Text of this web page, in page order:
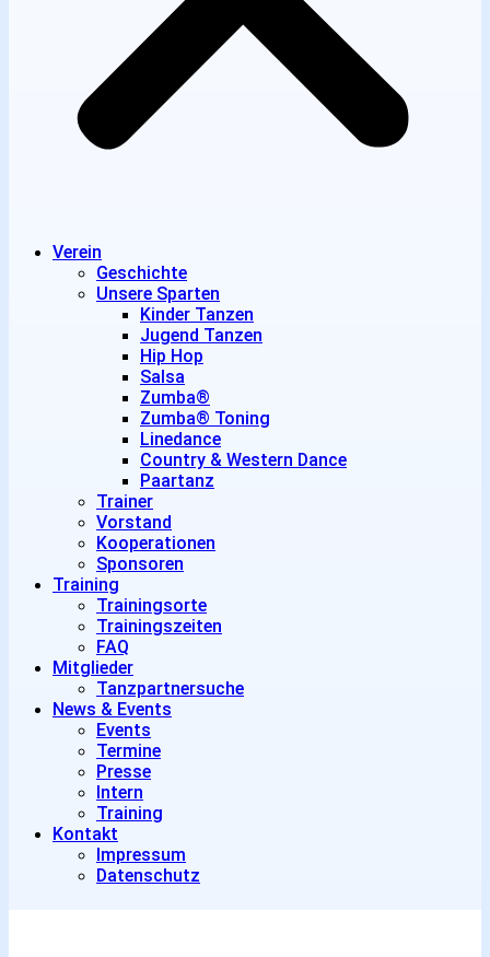
Verein
Geschichte
Unsere Sparten
Kinder Tanzen
Jugend Tanzen
Hip Hop
Salsa
Zumba®
Zumba® Toning
Linedance
Country & Western Dance
Paartanz
Trainer
Vorstand
Kooperationen
Sponsoren
Training
Trainingsorte
Trainingszeiten
FAQ
Mitglieder
Tanzpartnersuche
News & Events
Events
Termine
Presse
Intern
Training
Kontakt
Impressum
Datenschutz